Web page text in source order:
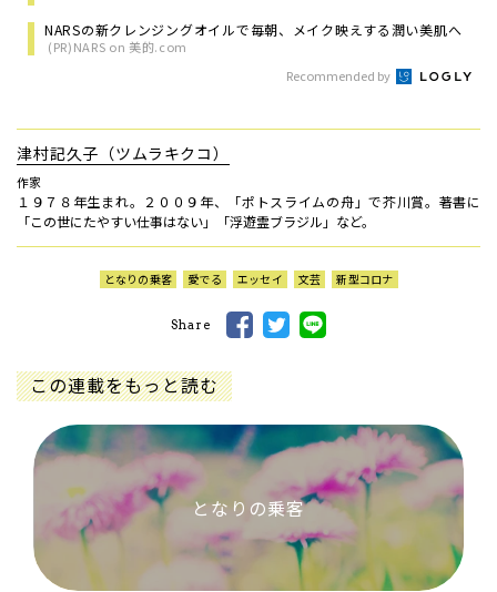
NARSの新クレンジングオイルで毎朝、メイク映えする潤い美肌へ
(PR)NARS on 美的.com
Recommended by
津村記久子（ツムラキクコ）
作家
１９７８年生まれ。２００９年、「ポトスライムの舟」で芥川賞。著書に
「この世にたやすい仕事はない」「浮遊霊ブラジル」など。
となりの乗客 愛でる エッセイ 文芸 新型コロナ
Share
この連載をもっと読む
となりの乗客